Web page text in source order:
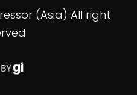
(Asia) ​All right